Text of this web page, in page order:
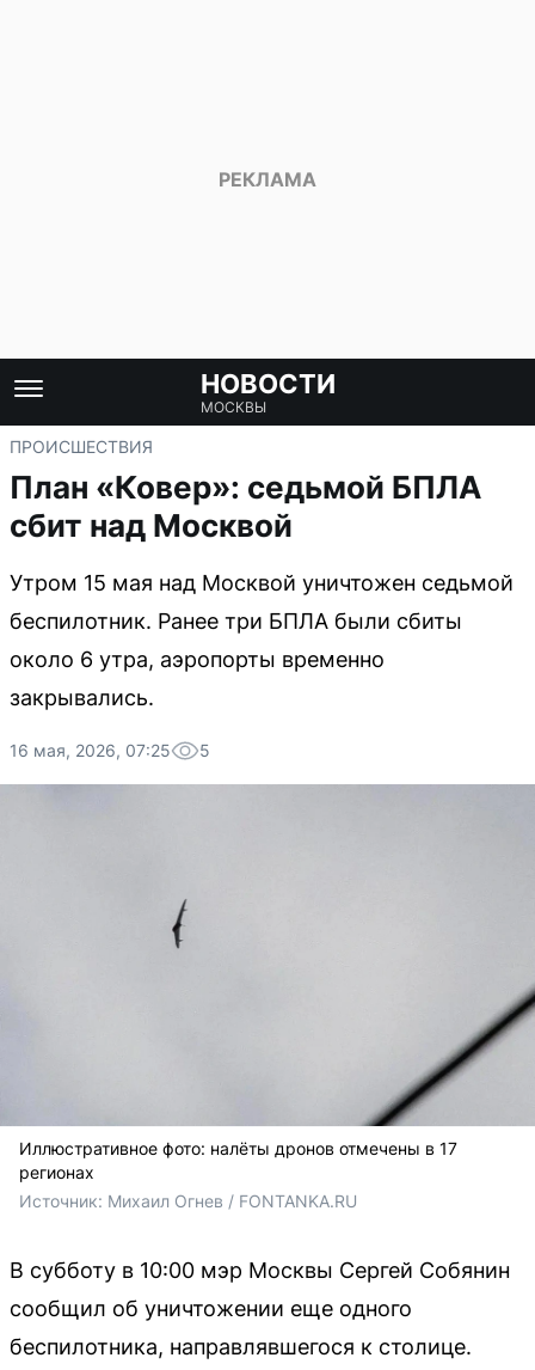
НОВОСТИ
МОСКВЫ
ПРОИСШЕСТВИЯ
План «Ковер»: седьмой БПЛА
сбит над Москвой
Утром 15 мая над Москвой уничтожен седьмой
беспилотник. Ранее три БПЛА были сбиты
около 6 утра, аэропорты временно
закрывались.
16 мая, 2026, 07:25 5
Иллюстративное фото: налёты дронов отмечены в 17
регионах
Источник: Михаил Огнев / FONTANKA.RU
В субботу в 10:00 мэр Москвы Сергей Собянин
сообщил об уничтожении еще одного
беспилотника, направлявшегося к столице.